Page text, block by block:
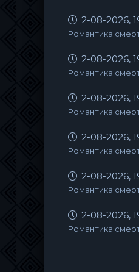
2-08-2026,
Романтика
2-08-2026,
Романтика
2-08-2026,
Романтика
2-08-2026,
Романтика
2-08-2026,
Романтика
2-08-2026,
Романтика